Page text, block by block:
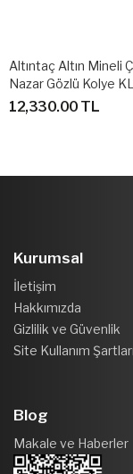
Altıntaç Altın Mineli
Nazar Gözlü Kolye
12,330.00 TL
Kurumsal
İletişim
Hakkımızda
Gizlilik ve Güvenlik
Site Kullanım Şartları
Blog
Makale ve Haberler